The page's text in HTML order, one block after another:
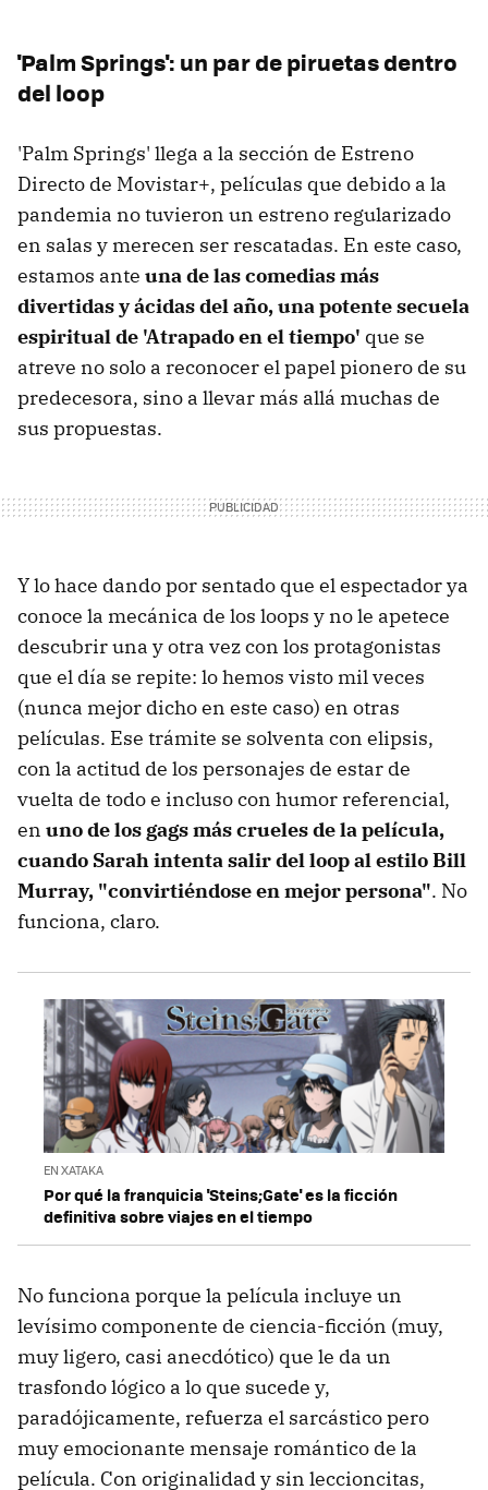
'Palm Springs': un par de piruetas dentro
del loop
'Palm Springs' llega a la sección de Estreno
Directo de Movistar+, películas que debido a la
pandemia no tuvieron un estreno regularizado
en salas y merecen ser rescatadas. En este caso,
estamos ante una de las comedias más
divertidas y ácidas del año, una potente secuela
espiritual de 'Atrapado en el tiempo' que se
atreve no solo a reconocer el papel pionero de su
predecesora, sino a llevar más allá muchas de
sus propuestas.
Y lo hace dando por sentado que el espectador ya
conoce la mecánica de los loops y no le apetece
descubrir una y otra vez con los protagonistas
que el día se repite: lo hemos visto mil veces
(nunca mejor dicho en este caso) en otras
películas. Ese trámite se solventa con elipsis,
con la actitud de los personajes de estar de
vuelta de todo e incluso con humor referencial,
en uno de los gags más crueles de la película,
cuando Sarah intenta salir del loop al estilo Bill
Murray, "convirtiéndose en mejor persona". No
funciona, claro.
EN XATAKA
Por qué la franquicia 'Steins;Gate' es la ficción
definitiva sobre viajes en el tiempo
No funciona porque la película incluye un
levísimo componente de ciencia-ficción (muy,
muy ligero, casi anecdótico) que le da un
trasfondo lógico a lo que sucede y,
paradójicamente, refuerza el sarcástico pero
muy emocionante mensaje romántico de la
película. Con originalidad y sin leccioncitas,